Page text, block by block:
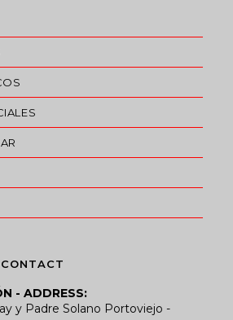
- ADDRESS:
y Padre Solano Portoviejo -